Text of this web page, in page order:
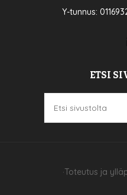
Y-tunnus:
ETSI
·Toteutus ja